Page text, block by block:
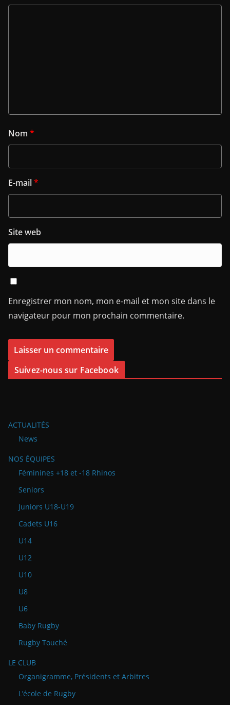
Nom *
E-mail*
Site web
Enregistrer mon nom, mon e-mail et mon site dans le
navigateur pour mon prochain commentaire.
Suivez-nous sur Facebook
ACTUALITÉS
News
NOS ÉQUIPES
Féminines +18 et -18 Rhinos
Seniors
Juniors U18-U19
Cadets U16
U14
U12
U10
U8
U6
Baby Rugby
Rugby Touché
LE CLUB
Organigramme, Présidents et Arbitres
L’école de Rugby